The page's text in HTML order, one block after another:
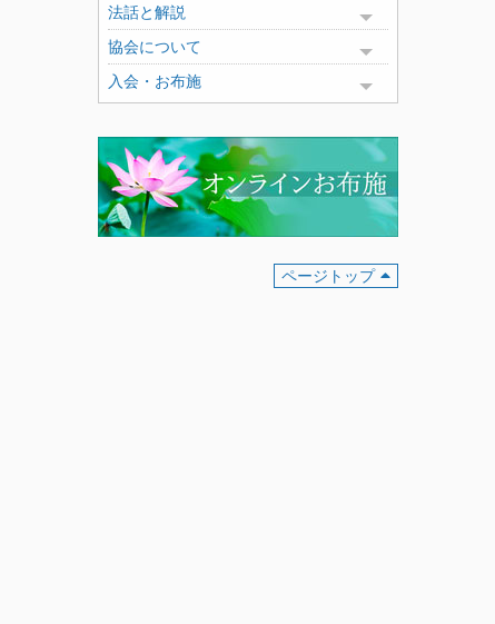
法話と解説
Toggle menu
協会について
Toggle menu
入会・お布施
Toggle menu
ページトップ